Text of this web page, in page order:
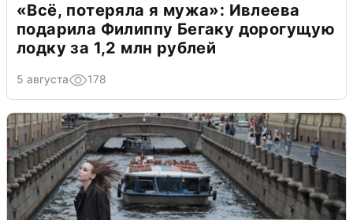
«Всё, потеряла я мужа»: Ивлеева
подарила Филиппу Бегаку дорогущую
лодку за 1,2 млн рублей
5 августа 178